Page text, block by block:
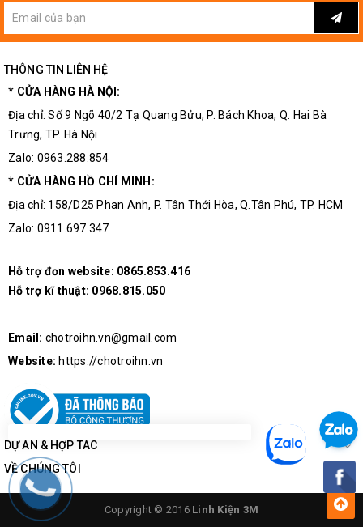
THÔNG TIN LIÊN HỆ
* CỬA HÀNG HÀ NỘI:
Địa chỉ: Số 9 Ngõ 40/2 Tạ Quang Bửu, P. Bách Khoa, Q. Hai Bà
Trưng, TP. Hà Nội
Zalo: 0963.288.854
* CỬA HÀNG HỒ CHÍ MINH:
Địa chỉ: 158/D25 Phan Anh, P. Tân Thới Hòa, Q.Tân Phú, TP. HCM
Zalo: 0911.697.347
Hỗ trợ đơn website: 0865.853.416
Hỗ trợ kĩ thuật: 0968.815.050
Email: chotroihn.vn@gmail.com
Website: https://chotroihn.vn
DỰ ÁN & HỢP TÁC
VỀ CHÚNG TÔI
Copyright © 2016 Linh Kiện 3M